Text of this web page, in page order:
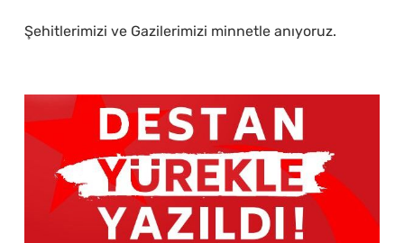
Şehitlerimizi ve Gazilerimizi minnetle anıyoruz.